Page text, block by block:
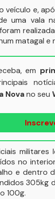
veículo e,
uma vala
matagal e
em
Novano seu
militares
no
e dentro
305kg
100g.